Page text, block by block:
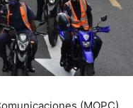
(MOPC),